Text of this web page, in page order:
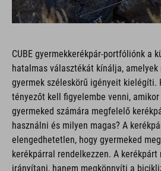
CUBE gyermekkerékpár-portfóliónk a
hatalmas választékát kínálja, amelyek
gyermek széleskörű igényeit kielégíti.
tényezőt kell figyelembe venni,
gyermeked számára megfelelő
használni és milyen magas? A
elengedhetetlen, hogy gyermeked
kerékpárral rendelkezzen. A kerékpárt
irányítani, hanem megkönnyíti a